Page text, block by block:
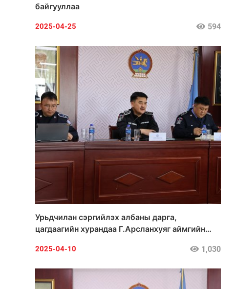
байгууллаа
2025-04-25 594
Урьдчилан сэргийлэх албаны дарга,
цагдаагийн хурандаа Г.Арсланхуяг аймгийн
танилцлаа
2025-04-10 1,030